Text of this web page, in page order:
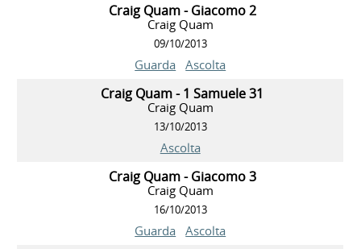
Craig Quam - Giacomo 2
Craig Quam
09/10/2013
Guarda Ascolta
Craig Quam - 1 Samuele 31
Craig Quam
13/10/2013
Ascolta
Craig Quam - Giacomo 3
Craig Quam
16/10/2013
Guarda Ascolta